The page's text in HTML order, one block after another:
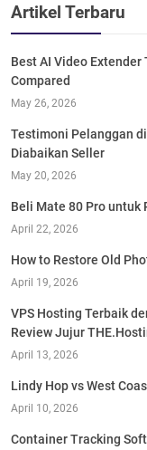
Artikel Terbaru
Best AI Video
Compared
May 26, 2026
Testimoni Pelanggan
Diabaikan Seller
May 20, 2026
Beli Mate 80 Pro untuk
April 22, 2026
How to Restore Old
April 19, 2026
VPS Hosting Terbaik
Review Jujur
April 13, 2026
Lindy Hop vs West
April 10, 2026
Container Tracking